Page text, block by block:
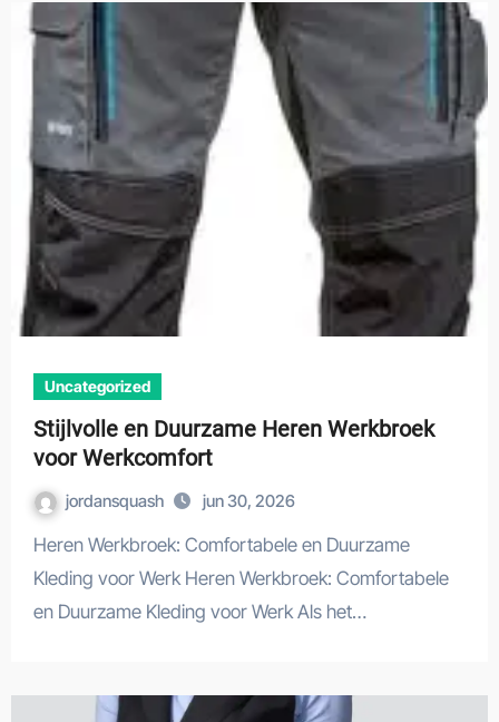
Uncategorized
Stijlvolle en Duurzame Heren Werkbroek
voor Werkcomfort
jordansquash jun 30, 2026
Heren Werkbroek: Comfortabele en Duurzame
Kleding voor Werk Heren Werkbroek: Comfortabele
en Duurzame Kleding voor Werk Als het…